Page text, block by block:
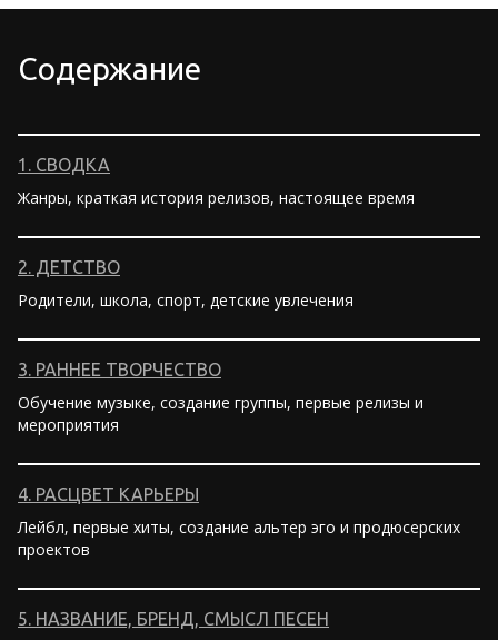
Содержание
1. СВОДКА
Жанры, краткая история релизов, настоящее время
2. ДЕТСТВО
Родители, школа, спорт, детские увлечения
3. РАННЕЕ ТВОРЧЕСТВО
Обучение музыке, создание группы, первые релизы и
мероприятия
4. РАСЦВЕТ КАРЬЕРЫ
Лейбл, первые хиты, создание альтер эго и продюсерских
проектов
5. НАЗВАНИЕ, БРЕНД, СМЫСЛ ПЕСЕН